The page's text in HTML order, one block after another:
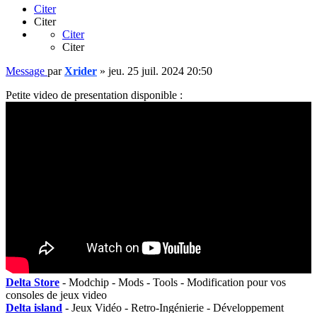
Citer
Citer
Citer
Citer
Message parXrider » jeu. 25 juil. 2024 20:50
Petite video de presentation disponible :
Delta Store - Modchip - Mods - Tools - Modification pour vos
consoles de jeux video
Delta island - Jeux Vidéo - Retro-Ingénierie - Développement